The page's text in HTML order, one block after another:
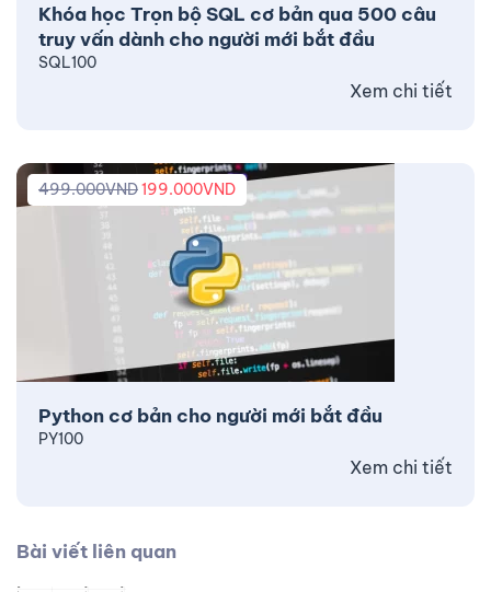
Khóa học Trọn bộ SQL cơ bản qua 500 câu
truy vấn dành cho người mới bắt đầu
SQL100
Xem chi tiết
Python cơ bản cho người mới bắt đầu
499.000VND199.000VND
PY100
Xem chi tiết
Bài viết liên quan